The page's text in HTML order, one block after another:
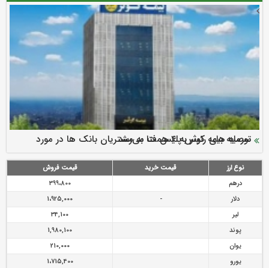
ارزش سهام عدالت بالا رفت
سرمایه بیمه کوثر به ۴ همت می‌رسد
نود ثانیه با فولاد سنگان
تقدیر دبیرکل سندیکای بیمه گران ایران از اقدامات مدیرعامل بیمه
رازی
توصیه های رئیس پلیس فتا به مشتریان بانک ها در مورد
پیشگیری از سرقت های مجازی
نوع ارز قیمت خرید
قیمت فروش
درهم
399،800
دلار
-
1،925,000
لیر
34,100
پوند
1,980,100
یوان
210,000
یورو
1،715,400